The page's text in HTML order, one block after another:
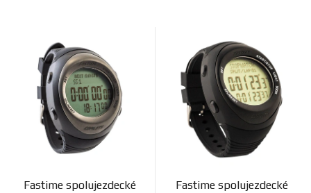
Fastime spolujezdecké
Fastime spolujezdecké